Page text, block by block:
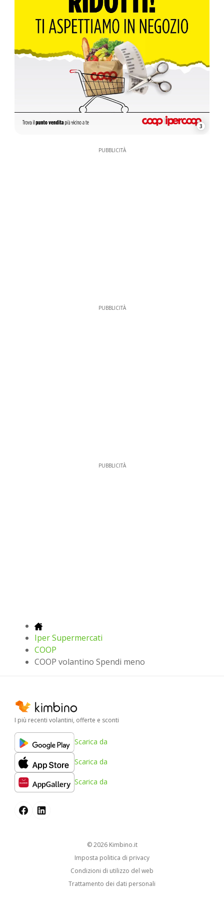
3
PUBBLICITÀ
PUBBLICITÀ
PUBBLICITÀ
Iper Supermercati
COOP
COOP volantino Spendi meno
I più recenti volantini, offerte e sconti
Scarica da
Scarica da
Scarica da
© 2026 kimbino.it
Imposta politica di privacy
Condizioni di utilizzo del web
Trattamento dei dati personali